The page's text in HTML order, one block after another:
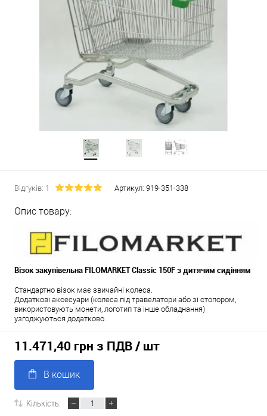
Відгуків: 1 Артикул: 919-351-338
Опис товару:
Візок закупівельна FILOMARKET Classic 150F з дитячим сидінням
Стандартно візок має звичайні колеса.
Додаткові аксесуари (колеса під травелатори або зі стопором,
використовують монети, логотип та інше обладнання)
узгоджуються додатково.
11.471,40 грн з ПДВ/ шт
В кошик
Кількість: